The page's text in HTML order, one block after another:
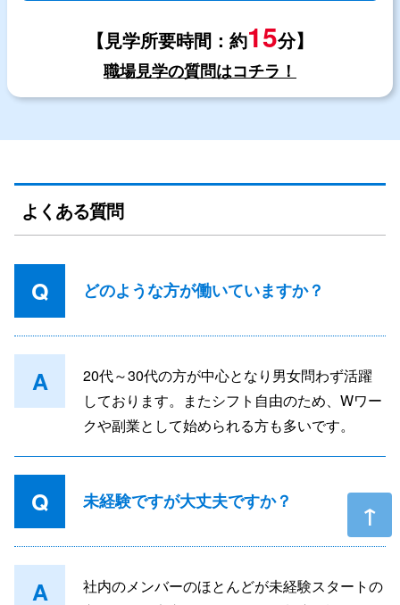
【見学所要時間：約15分】
職場見学の質問はコチラ！
よくある質問
Q どのような方が働いていますか？
A
20代～30代の方が中心となり男女問わず活躍
しております。またシフト自由のため、Wワー
クや副業として始められる方も多いです。
Q 未経験ですが大丈夫ですか？
A
社内のメンバーのほとんどが未経験スタートの